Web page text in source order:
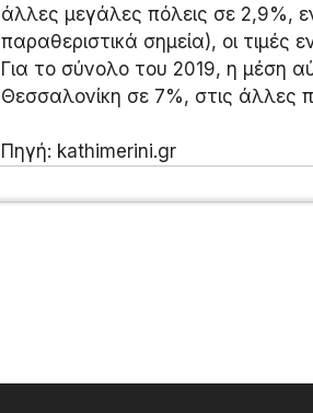
άλλες μεγάλες πόλεις σε 2,9%,
παραθεριστικά σημεία), οι
Για το σύνολο του 2019, η μέση
Θεσσαλονίκη σε 7%, στις άλλες
Πηγή: kathimerini.gr